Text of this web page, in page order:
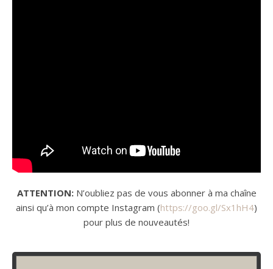
ATTENTION:N’oubliez pas de vous abonner à ma chaîne
ainsi qu’à mon compte Instagram (https://goo.gl/Sx1hH4)
pour plus de nouveautés!